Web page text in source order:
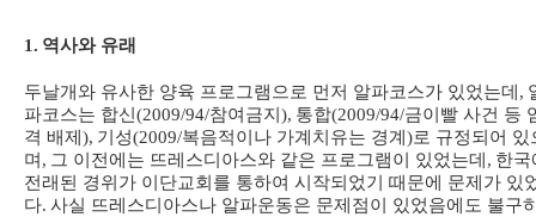
1. 역사와 유래
두날개와 유사한 양육 프로그램으로 먼저 알파코스가 있었는데 ,
파코스는 합신 (2009/94/참여금지 ), 통합(2009/94/금이빨 사건 등
격 배제 ), 기성(2009/복음적이나 가계치유는 경계 )로 규정되어 있
며 , 그 이전에는 뜨레스디아스와 같은 프로그램이 있었는데 , 한국
전래된 경위가 이단교회를 통하여 시작되었기 때문에 문제가 있
다. 사실 뜨레스디아스나 알파운동은 문제점이 있었음에도 불구